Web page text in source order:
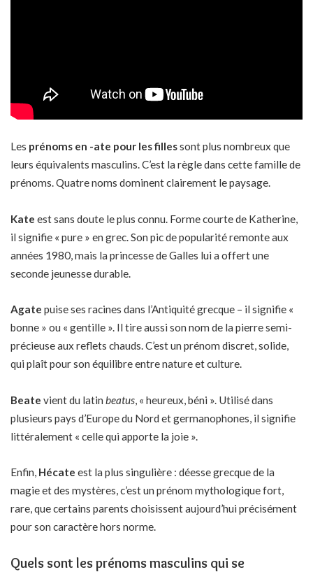
Les prénoms en -ate pour les fillessont plus nombreux que
leurs équivalents masculins. C’est la règle dans cette famille de
prénoms. Quatre noms dominent clairement le paysage.
Kate est sans doute le plus connu. Forme courte de Katherine,
il signifie « pure » en grec. Son pic de popularité remonte aux
années 1980, mais la princesse de Galles lui a offert une
seconde jeunesse durable.
Agate puise ses racines dans l’Antiquité grecque – il signifie «
bonne » ou « gentille ». Il tire aussi son nom de la pierre semi-
précieuse aux reflets chauds. C’est un prénom discret, solide,
qui plaît pour son équilibre entre nature et culture.
Beate vient du latin beatus, « heureux, béni ». Utilisé dans
plusieurs pays d’Europe du Nord et germanophones, il signifie
littéralement « celle qui apporte la joie ».
Enfin, Hécate est la plus singulière : déesse grecque de la
magie et des mystères, c’est un prénom mythologique fort,
rare, que certains parents choisissent aujourd’hui précisément
pour son caractère hors norme.
Quels sont les prénoms masculins qui se